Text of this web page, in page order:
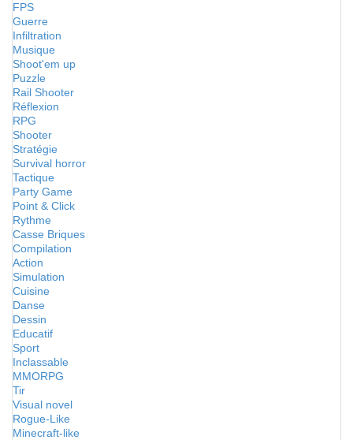
FPS
Guerre
Infiltration
Musique
Shoot'em up
Puzzle
Rail Shooter
Réflexion
RPG
Shooter
Stratégie
Survival horror
Tactique
Party Game
Point & Click
Rythme
Casse Briques
Compilation
Action
Simulation
Cuisine
Danse
Dessin
Educatif
Sport
Inclassable
MMORPG
Tir
Visual novel
Rogue-Like
Minecraft-like